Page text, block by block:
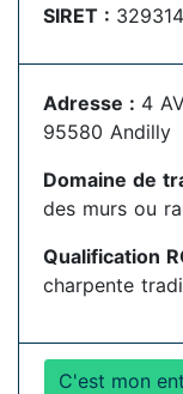
SIRET :
Adresse : 4
95580 Andilly
Domaine de
des murs ou
Qualification
charpente
C'est mon